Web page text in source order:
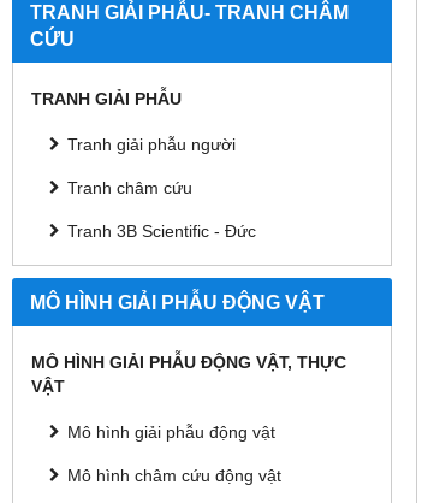
TRANH GIẢI PHẪU- TRANH CHÂM
CỨU
TRANH GIẢI PHẪU
Tranh giải phẫu người
Tranh châm cứu
Tranh 3B Scientific - Đức
MÔ HÌNH GIẢI PHẪU ĐỘNG VẬT
MÔ HÌNH GIẢI PHẪU ĐỘNG VẬT, THỰC
VẬT
Mô hình giải phẫu động vật
Mô hình châm cứu động vật